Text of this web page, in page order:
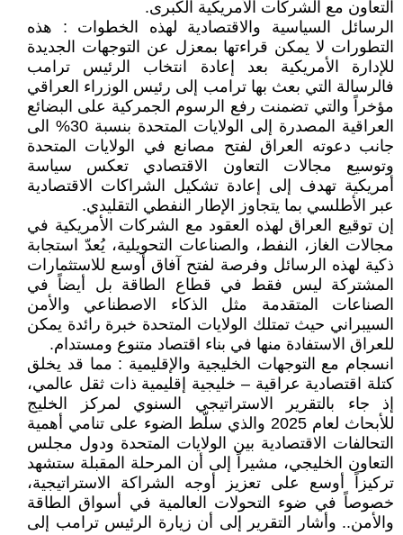
التعاون مع الشركات الأمريكية الكبرى.
الرسائل السياسية والاقتصادية لهذه الخطوات : هذه
التطورات لا يمكن قراءتها بمعزل عن التوجهات الجديدة
للإدارة الأمريكية بعد إعادة انتخاب الرئيس ترامب
فالرسالة التي بعث بها ترامب إلى رئيس الوزراء العراقي
مؤخراً والتي تضمنت رفع الرسوم الجمركية على البضائع
العراقية المصدرة إلى الولايات المتحدة بنسبة 30% الى
جانب دعوته العراق لفتح مصانع في الولايات المتحدة
وتوسيع مجالات التعاون الاقتصادي تعكس سياسة
أمريكية تهدف إلى إعادة تشكيل الشراكات الاقتصادية
عبر الأطلسي بما يتجاوز الإطار النفطي التقليدي.
إن توقيع العراق لهذه العقود مع الشركات الأمريكية في
مجالات الغاز، النفط، والصناعات التحويلية، يُعدّ استجابة
ذكية لهذه الرسائل وفرصة لفتح آفاق أوسع للاستثمارات
المشتركة ليس فقط في قطاع الطاقة بل أيضاً في
الصناعات المتقدمة مثل الذكاء الاصطناعي والأمن
السيبراني حيث تمتلك الولايات المتحدة خبرة رائدة يمكن
للعراق الاستفادة منها في بناء اقتصاد متنوع ومستدام.
انسجام مع التوجهات الخليجية والإقليمية : مما قد يخلق
كتلة اقتصادية عراقية – خليجية إقليمية ذات ثقل عالمي،
إذ جاء بالتقرير الاستراتيجي السنوي لمركز الخليج
للأبحاث لعام 2025 والذي سلّط الضوء على تنامي أهمية
التحالفات الاقتصادية بين الولايات المتحدة ودول مجلس
التعاون الخليجي، مشيراً إلى أن المرحلة المقبلة ستشهد
تركيزاً أوسع على تعزيز أوجه الشراكة الاستراتيجية،
خصوصاً في ضوء التحولات العالمية في أسواق الطاقة
والأمن.. وأشار التقرير إلى أن زيارة الرئيس ترامب إلى